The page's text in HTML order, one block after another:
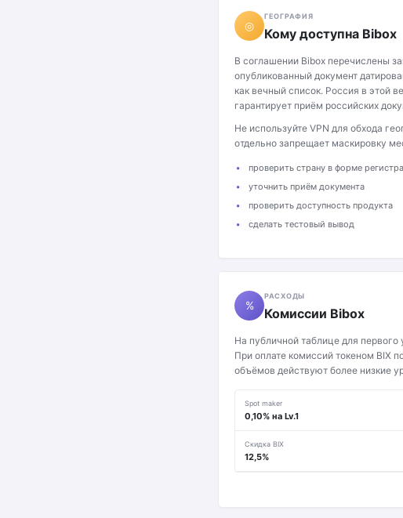
◎
ГЕОГРАФИЯ
Кому доступна Bibox
В соглашении Bibox перечислены
опубликованный документ
как вечный список. Россия в этой
гарантирует приём российских
Не используйте VPN для обхода
отдельно запрещает маскировку
проверить страну в форме
уточнить приём документа
проверить доступность продукта
сделать тестовый вывод
%
РАСХОДЫ
Комиссии Bibox
На публичной таблице для первого
При оплате комиссий токеном BIX
объёмов действуют более низкие
Spot maker
0,10% на Lv.1
Скидка BIX
12,5%